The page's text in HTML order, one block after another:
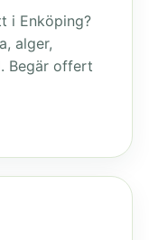
i Enköping?
alger,
Begär offert